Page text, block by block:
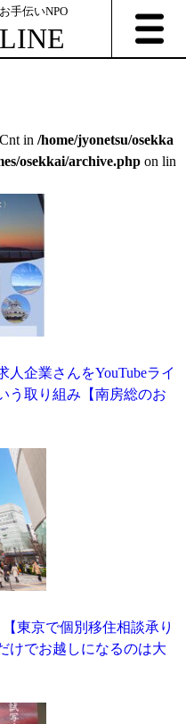
手伝いNPO
in /home/jyonetsu/osekka
osekkai/archive.php on lin
企業さんをYouTubeライ
う取り組み【南房総のお
東京で個別移住相談承り
けでお越しになるのは大